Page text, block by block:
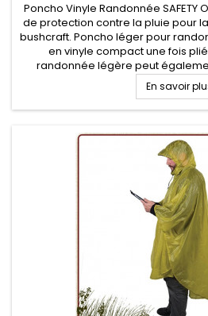
Poncho Vinyle Randonnée SAFETY
de protection contre la pluie pour
bushcraft. Poncho léger pour
en vinyle compact une fois
randonnée légère peut
protection ou de tapis de sol
En savoir